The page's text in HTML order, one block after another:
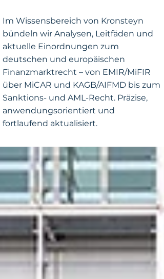
Im Wissensbereich von Kronsteyn
bündeln wir Analysen, Leitfäden und
aktuelle Einordnungen zum
deutschen und europäischen
Finanzmarktrecht – von EMIR/MiFIR
über MiCAR und KAGB/AIFMD bis zum
Sanktions- und AML-Recht. Präzise,
anwendungsorientiert und
fortlaufend aktualisiert.